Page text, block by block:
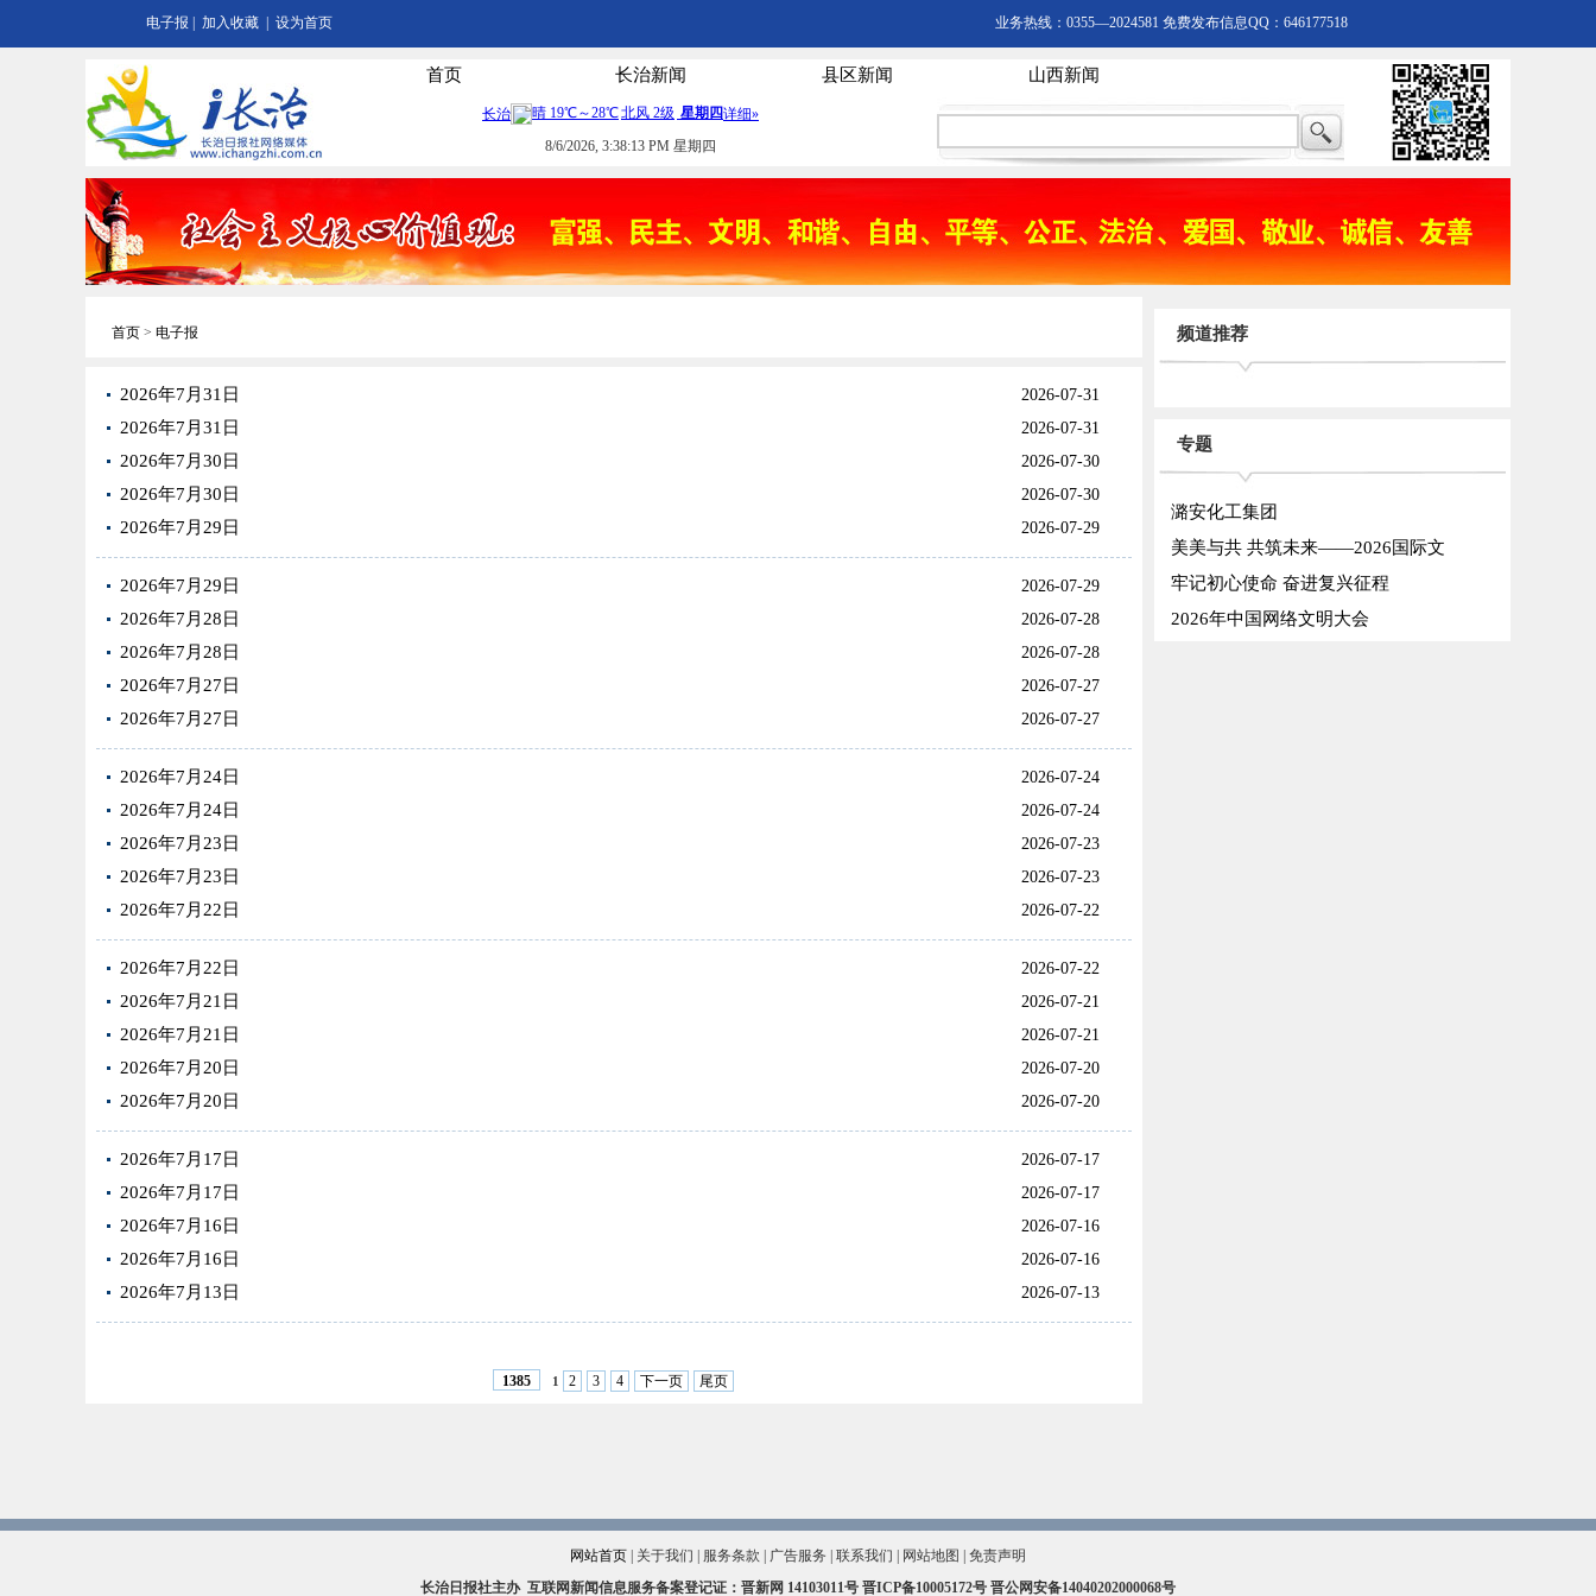
电子报 加入收藏 设为首页 业务热线：0355—2024581 免费发布信息QQ：646177518
首页 长治新闻 县区新闻 山西新闻
8/6/2026, 3:38:13 PM 星期四
首页 > 电子报
2026年7月31日 2026-07-31
2026年7月31日 2026-07-31
2026年7月30日 2026-07-30
2026年7月30日 2026-07-30
2026年7月29日 2026-07-29
2026年7月29日 2026-07-29
2026年7月28日 2026-07-28
2026年7月28日 2026-07-28
2026年7月27日 2026-07-27
2026年7月27日 2026-07-27
2026年7月24日 2026-07-24
2026年7月24日 2026-07-24
2026年7月23日 2026-07-23
2026年7月23日 2026-07-23
2026年7月22日 2026-07-22
2026年7月22日 2026-07-22
2026年7月21日 2026-07-21
2026年7月21日 2026-07-21
2026年7月20日 2026-07-20
2026年7月20日 2026-07-20
2026年7月17日 2026-07-17
2026年7月17日 2026-07-17
2026年7月16日 2026-07-16
2026年7月16日 2026-07-16
2026年7月13日 2026-07-13
1385 1 2 3 4 下一页 尾页
频道推荐
专题
潞安化工集团
美美与共 共筑未来——2026国际文
牢记初心使命 奋进复兴征程
2026年中国网络文明大会
网站首页 关于我们 服务条款 广告服务 联系我们 网站地图
免责声明
长治日报社主办 互联网新闻信息服务备案登记证：晋新网 14103011号 晋ICP备10005172号 晋公网安备14040202000068号